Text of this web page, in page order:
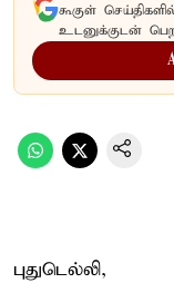
கூகுள்
உடனுக்குடன்
புதுடெல்லி,